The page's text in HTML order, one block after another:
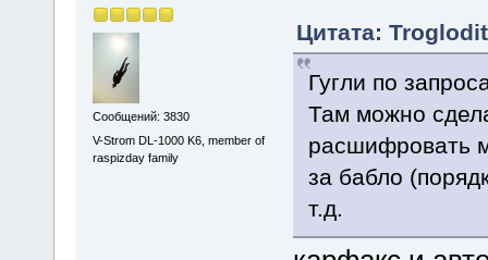
Сообщений: 3830
V-Strom DL-1000 K6, member of
raspizday family
Цитата:
Гугли по
Там можно
расшифровать
за бабло
т.д.